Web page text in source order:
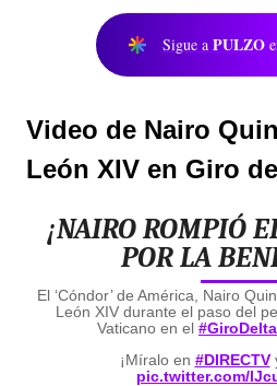
Sigue a PULZO
Video de Nairo
León XIV en Giro
¡NAIRO ROMPIÓ
POR LA
El ‘Cóndor’ de América, Nairo
León XIV durante el paso del
Vaticano en el
¡Míralo en #DIRECTV
pic.twitter.com/